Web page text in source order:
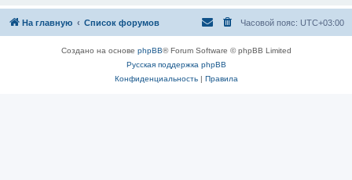
На главную Список форумов Часовой пояс: UTC+03:00
Создано на основе phpBB® Forum Software © phpBB Limited
Русская поддержка phpBB
Конфиденциальность| Правила